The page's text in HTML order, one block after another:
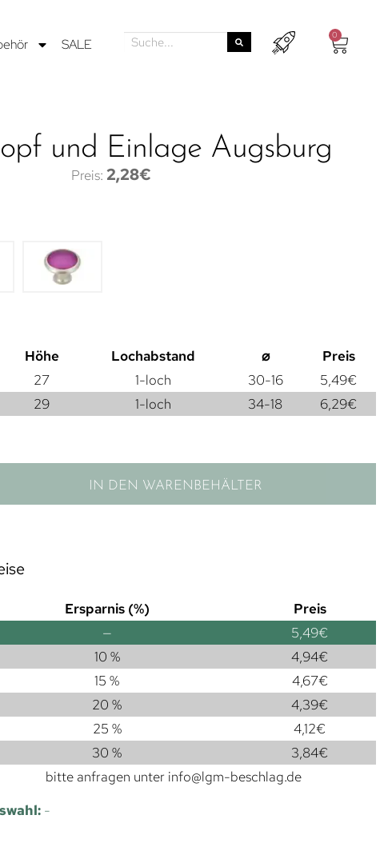
SALE
0
und Einlage Augsburg
2,28€
Höhe Lochabstand ⌀
Preis
27 1-loch 30-16 5,49€
29 1-loch 34-18 6,29€
IN DEN WARENBEHÄLTER
Ersparnis (%)
Preis
— 5,49€
10 % 4,94€
15 % 4,67€
20 % 4,39€
25 % 4,12€
30 % 3,84€
bitte anfragen unter info@lgm-beschlag.de
-